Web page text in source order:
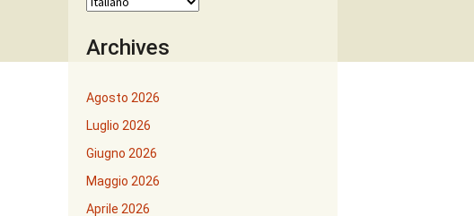
Archives
Agosto 2026
Luglio 2026
Giugno 2026
Maggio 2026
Aprile 2026